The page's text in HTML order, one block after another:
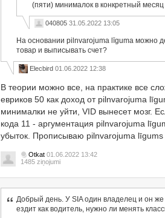
(пяти) минималок в конкретный
040805 31.05.2022 13:05
На основании pilnvarojuma līguma можно
товар и выписывать счет?
Elecbird 01.06.2022 12:38
В теории можно все, на практике все
евриков 50 как доход от pilnvarojuma
минималки не уйти, VID вынесет мозг.
кода 11 - аргументация pilnvarojuma
убыток. Прописываю pilnvarojuma līgums
Otkat 01.06.2022 13:42
1485 ziņojumi
Добрый день. У SIA один владелец и он
ездит как водитель, нужно ли менять